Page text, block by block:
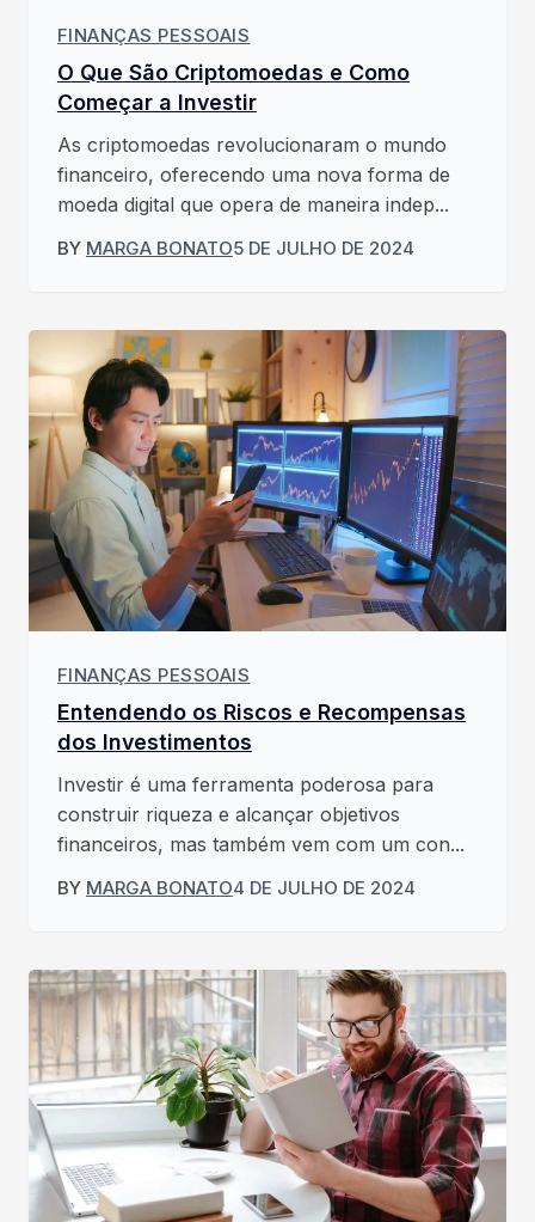
FINANÇAS PESSOAIS
O Que São Criptomoedas e Como
Começar a Investir
As criptomoedas revolucionaram o mundo
financeiro, oferecendo uma nova forma de
moeda digital que opera de maneira indep...
BY MARGA BONATO5 DE JULHO DE 2024
FINANÇAS PESSOAIS
Entendendo os Riscos e Recompensas
dos Investimentos
Investir é uma ferramenta poderosa para
construir riqueza e alcançar objetivos
financeiros, mas também vem com um con...
BY MARGA BONATO4 DE JULHO DE 2024